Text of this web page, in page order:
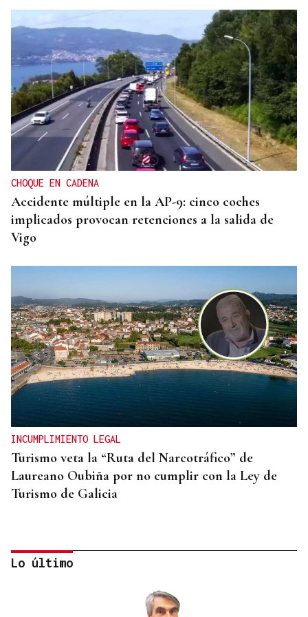
CHOQUE EN CADENA
Accidente múltiple en la AP-9: cinco coches
implicados provocan retenciones a la salida de
Vigo
INCUMPLIMIENTO LEGAL
Turismo veta la “Ruta del Narcotráfico” de
Laureano Oubiña por no cumplir con la Ley de
Turismo de Galicia
Lo último